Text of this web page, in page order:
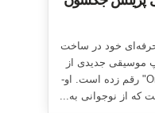
خود در ساخت
موسیقی جدیدی از
خواننده‌ی رپ Omer Bhatti "O-Bee" رقم زده است. او-
که از نوجوانی به...